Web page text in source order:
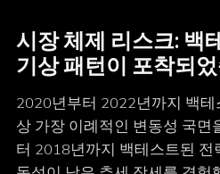
시장 체제 리스크: 백
기상 패턴이 포착되
2020년부터 2022년까지 백
상 가장 이례적인 변동성 국
터 2018년까지 백테스트된 전